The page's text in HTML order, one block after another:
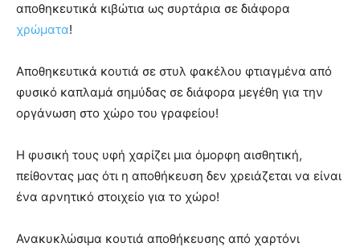
αποθηκευτικά κιβώτια ως συρτάρια σε διάφορα
χρώματα!
Αποθηκευτικά κουτιά σε στυλ φακέλου φτιαγμένα από
φυσικό καπλαμά σημύδας σε διάφορα μεγέθη για την
οργάνωση στο χώρο του γραφείου!
Η φυσική τους υφή χαρίζει μια όμορφη αισθητική,
πείθοντας μας ότι η αποθήκευση δεν χρειάζεται να είναι
ένα αρνητικό στοιχείο για το χώρο!
Ανακυκλώσιμα κουτιά αποθήκευσης από χαρτόνι